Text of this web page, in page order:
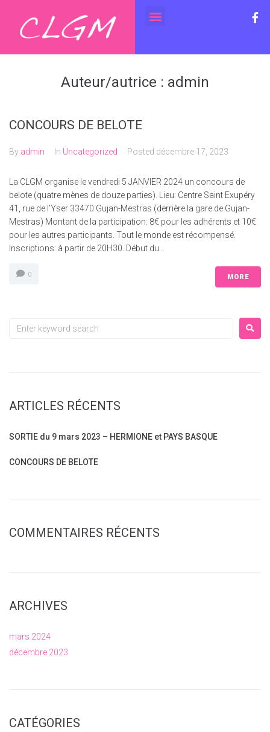
Auteur/autrice : admin
CONCOURS DE BELOTE
By admin In Uncategorized Posted décembre 17, 2023
La CLGM organise le vendredi 5 JANVIER 2024 un concours de
belote (quatre mènes de douze parties). Lieu: Centre Saint Exupéry
41, rue de l’Yser 33470 Gujan-Mestras (derrière la gare de Gujan-
Mestras) Montant de la participation: 8€ pour les adhérents et 10€
pour les autres participants. Tout le monde est récompensé.
Inscriptions: à partir de 20H30. Début du...
0 MORE
ARTICLES RÉCENTS
SORTIE du 9 mars 2023 – HERMIONE et PAYS BASQUE
CONCOURS DE BELOTE
COMMENTAIRES RÉCENTS
ARCHIVES
mars 2024
décembre 2023
CATÉGORIES